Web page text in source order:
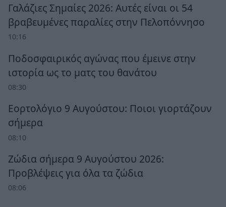
Γαλάζιες Σημαίες 2026: Αυτές είναι οι 54
βραβευμένες παραλίες στην Πελοπόννησο
10:16
Ποδοσφαιρικός αγώνας που έμεινε στην
ιστορία ως το ματς του θανάτου
08:30
Εορτολόγιο 9 Αυγούστου: Ποιοι γιορτάζουν
σήμερα
08:10
Ζώδια σήμερα 9 Αυγούστου 2026:
Προβλέψεις για όλα τα ζώδια
08:06